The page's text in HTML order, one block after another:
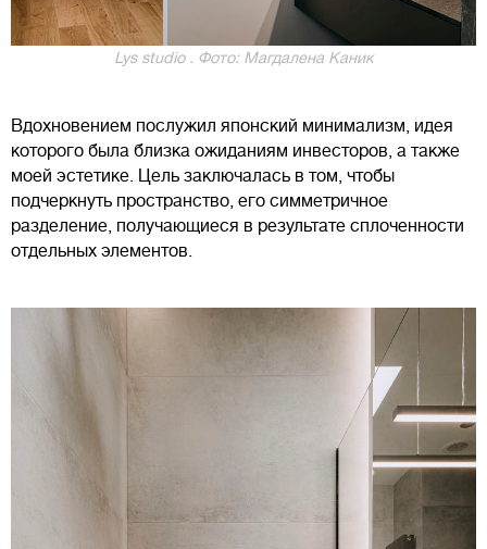
Lys studio . Фото: Магдалена Каник
Вдохновением послужил японский минимализм, идея
которого была близка ожиданиям инвесторов, а также
моей эстетике. Цель заключалась в том, чтобы
подчеркнуть пространство, его симметричное
разделение, получающиеся в результате сплоченности
отдельных элементов.